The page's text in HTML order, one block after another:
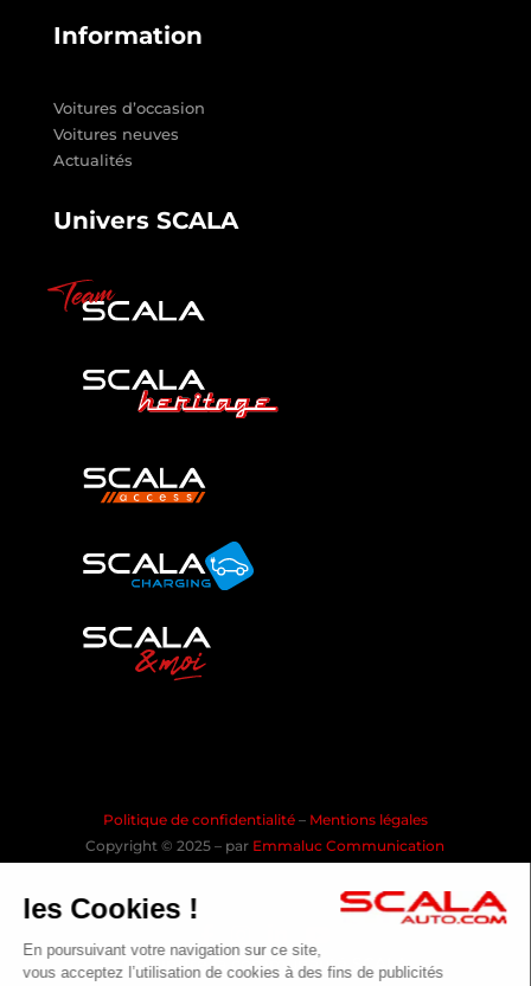
Information
Voitures d’occasion
Voitures neuves
Actualités
Univers SCALA
Politique de confidentialité – Mentions légales
Copyright © 2025 – par Emmaluc Communication
Rejoindre la communauté SCALA
les Cookies !
En poursuivant votre navigation sur ce site,
vous acceptez l’utilisation de cookies à des fins de publicités